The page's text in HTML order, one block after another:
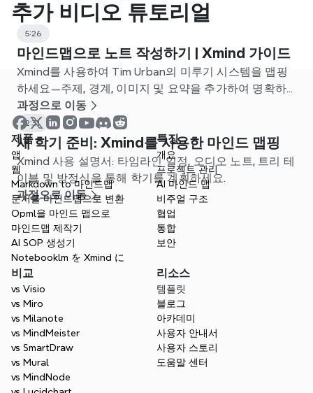
추가 비디오 튜토리얼
5:26
마인드맵으로 노트 작성하기 | Xmind 가이드
Xmind를 사용하여 Tim Urban의 미루기 시스템을 맵핑
하세요—주제, 경계, 이미지 및 요약을 추가하여 명확하
고 생산적인 노트를 만드세요.
과정으로 이동
2:31
새 학기 준비: Xmind를 사용한 마인드 맵핑
Xmind 사용 설명서: 타임라인 일정, 오디오 노트, 트리 테
이블 및 방정식을 통해 학기를 계획하세요.
과정으로 이동
제품
앱
웹
Markdown to 마인드맵
문서를 마인드맵으로 변환
Opml을 마인드 맵으로
마인드맵 제작기
AI SOP 생성기
Notebooklm を Xmind に
특징
개요
프로젝트 관리
AI 마인드 맵
비주얼 구조
협업
통합
보안
비교
vs Visio
vs Miro
vs Milanote
vs MindMeister
vs SmartDraw
vs Mural
vs MindNode
리소스
템플릿
블로그
아카데미
사용자 안내서
사용자 스토리
도움말 센터